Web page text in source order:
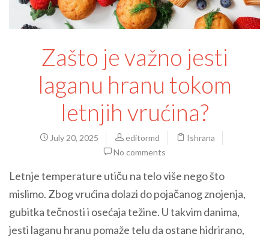
Zašto je važno jesti
laganu hranu tokom
letnjih vrućina?
July 20, 2025 editormd
Ishrana
No comments
Letnje temperature utiču na telo više nego što
mislimo. Zbog vrućina dolazi do pojačanog znojenja,
gubitka tečnosti i osećaja težine. U takvim danima,
jesti laganu hranu pomaže telu da ostane hidrirano,